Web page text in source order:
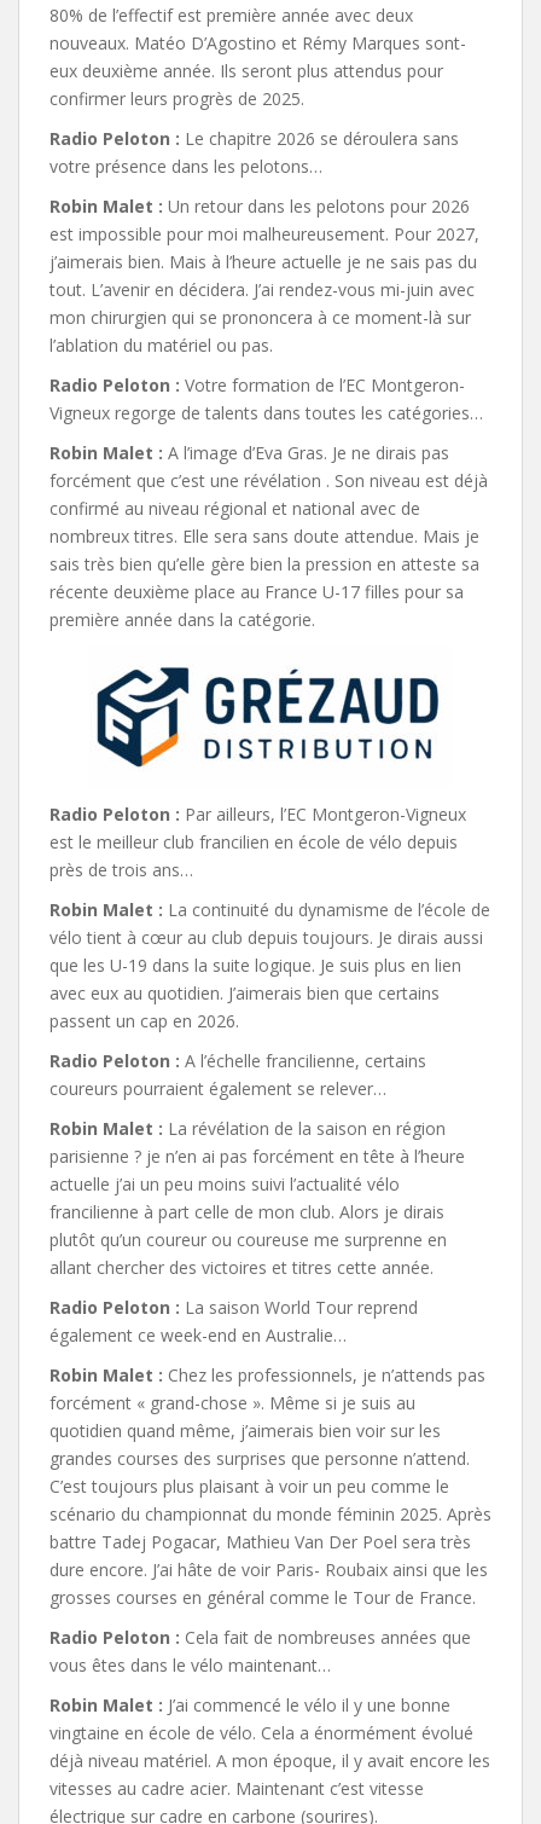
80% de l’effectif est première année avec deux
nouveaux. Matéo D’Agostino et Rémy Marques sont-
eux deuxième année. Ils seront plus attendus pour
confirmer leurs progrès de 2025.
Radio Peloton : Le chapitre 2026 se déroulera sans
votre présence dans les pelotons…
Robin Malet : Un retour dans les pelotons pour 2026
est impossible pour moi malheureusement. Pour 2027,
j’aimerais bien. Mais à l’heure actuelle je ne sais pas du
tout. L’avenir en décidera. J’ai rendez-vous mi-juin avec
mon chirurgien qui se prononcera à ce moment-là sur
l’ablation du matériel ou pas.
Radio Peloton : Votre formation de l’EC Montgeron-
Vigneux regorge de talents dans toutes les catégories…
Robin Malet : A l’image d’Eva Gras. Je ne dirais pas
forcément que c’est une révélation . Son niveau est déjà
confirmé au niveau régional et national avec de
nombreux titres. Elle sera sans doute attendue. Mais je
sais très bien qu’elle gère bien la pression en atteste sa
récente deuxième place au France U-17 filles pour sa
première année dans la catégorie.
Radio Peloton : Par ailleurs, l’EC Montgeron-Vigneux
est le meilleur club francilien en école de vélo depuis
près de trois ans…
Robin Malet : La continuité du dynamisme de l’école de
vélo tient à cœur au club depuis toujours. Je dirais aussi
que les U-19 dans la suite logique. Je suis plus en lien
avec eux au quotidien. J’aimerais bien que certains
passent un cap en 2026.
Radio Peloton : A l’échelle francilienne, certains
coureurs pourraient également se relever…
Robin Malet : La révélation de la saison en région
parisienne ? je n’en ai pas forcément en tête à l’heure
actuelle j’ai un peu moins suivi l’actualité vélo
francilienne à part celle de mon club. Alors je dirais
plutôt qu’un coureur ou coureuse me surprenne en
allant chercher des victoires et titres cette année.
Radio Peloton : La saison World Tour reprend
également ce week-end en Australie…
Robin Malet : Chez les professionnels, je n’attends pas
forcément « grand-chose ». Même si je suis au
quotidien quand même, j’aimerais bien voir sur les
grandes courses des surprises que personne n’attend.
C’est toujours plus plaisant à voir un peu comme le
scénario du championnat du monde féminin 2025. Après
battre Tadej Pogacar, Mathieu Van Der Poel sera très
dure encore. J’ai hâte de voir Paris- Roubaix ainsi que les
grosses courses en général comme le Tour de France.
Radio Peloton : Cela fait de nombreuses années que
vous êtes dans le vélo maintenant…
Robin Malet : J’ai commencé le vélo il y une bonne
vingtaine en école de vélo. Cela a énormément évolué
déjà niveau matériel. A mon époque, il y avait encore les
vitesses au cadre acier. Maintenant c’est vitesse
électrique sur cadre en carbone (sourires).